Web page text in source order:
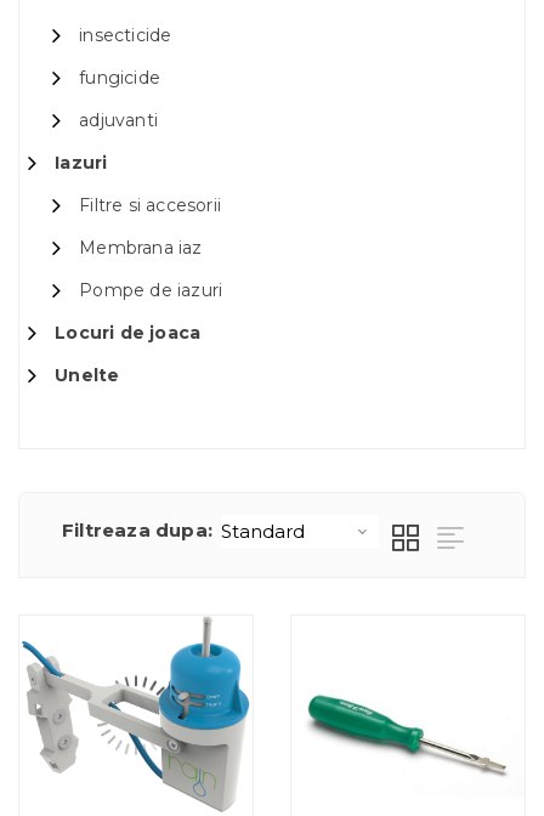
insecticide
fungicide
adjuvanti
Iazuri
Filtre si accesorii
Membrana iaz
Pompe de iazuri
Locuri de joaca
Unelte
Filtreaza dupa: